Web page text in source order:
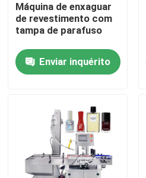
Casa
Produtos
Sobre nós
Máquina de enxaguar
de revestimento com
tampa de parafuso
Enviar inquérito